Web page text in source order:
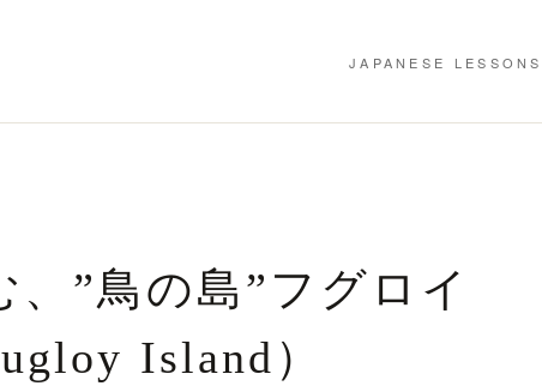
JAPANESE LESSONS
、”鳥の島”フグロイ
Island）